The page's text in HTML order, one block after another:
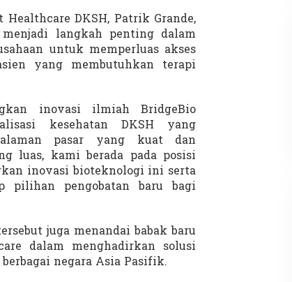
DKSH, Patrik Grande,
langkah penting dalam
untuk memperluas akses
yang membutuhkan terapi
inovasi ilmiah BridgeBio
kesehatan DKSH yang
pasar yang kuat dan
luas, kami berada pada posisi
inovasi bioteknologi ini serta
pilihan pengobatan baru bagi
juga menandai babak baru
dalam menghadirkan solusi
negara Asia Pasifik.
Dukung
| 8 Agustus 2025
dan Harapan Daerah Istimewa Riau
Di KOLOM, Opini, SOROTAN